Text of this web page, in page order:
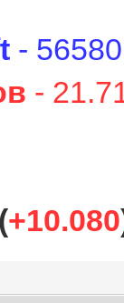
-
-
+10.080